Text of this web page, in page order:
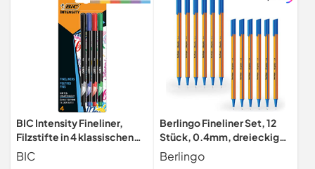
BIC Intensity Fineliner,
Filzstifte in 4 klassischen
Farben, mit feiner Spitze,
für Bullet Journal & Mandala
BIC
Berlingo Fineliner Set, 12
Stück, 0.4mm, dreieckige
Form, Farbige Stifte, metal
Spitze, Schreiben, für das
Berlingo